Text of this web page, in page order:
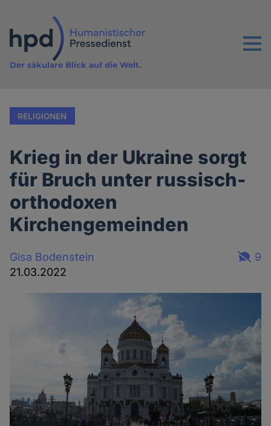
Inhalt
Menu
Der säkulare Blick auf die Welt.
RELIGIONEN
Krieg in der Ukraine sorgt
für Bruch unter russisch-
orthodoxen
Kirchengemeinden
Gisa Bodenstein
21.03.2022
9